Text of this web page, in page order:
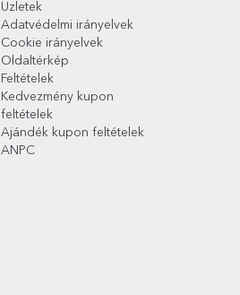
Üzletek
Adatvédelmi irányelvek
Cookie irányelvek
Oldaltérkép
Feltételek
Kedvezmény kupon
feltételek
Ajándék kupon feltételek
ANPC